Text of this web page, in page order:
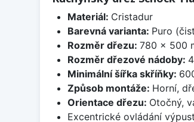
Materiál: Cristadur
Barevná varianta: Puro
Rozměr dřezu: 780 x 500
Rozměr dřezové nádoby:
Minimální šířka skříňky:
Způsob montáže: Horní,
Orientace dřezu: Otočný,
Excentrické ovládání